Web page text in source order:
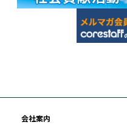
会社案内